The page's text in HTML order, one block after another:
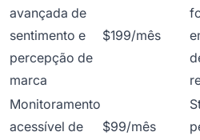
avançada de
sentimento e
percepção de
marca
$199/mês
Monitoramento
acessível de
$99/mês